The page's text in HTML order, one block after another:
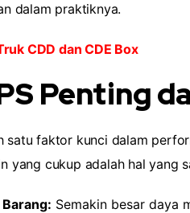
dalam praktiknya.
CDD dan CDE Box
Penting
satu faktor kunci dalam
yang cukup adalah hal yang
Semakin besar daya